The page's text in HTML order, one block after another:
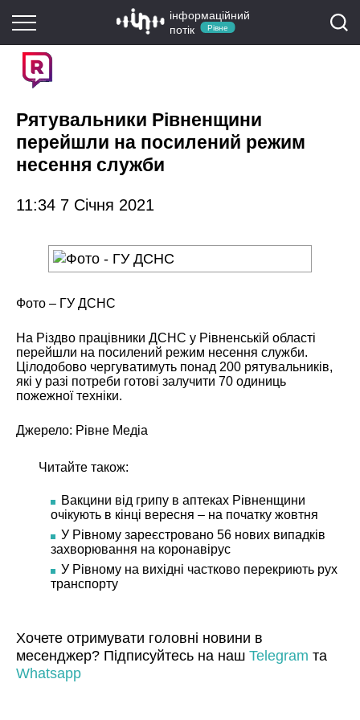
інформаційний
потік
Рівне
Рятувальники Рівненщини
перейшли на посилений режим
несення служби
11:34 7 Січня 2021
Фото – ГУ ДСНС
На Різдво працівники ДСНС у Рівненській області
перейшли на посилений режим несення служби.
Цілодобово чергуватимуть понад 200 рятувальників,
які у разі потреби готові залучити 70 одиниць
пожежної техніки.
Джерело: Рівне Медіа
Читайте також:
Вакцини від грипу в аптеках Рівненщини
очікують в кінці вересня – на початку жовтня
У Рівному зареєстровано 56 нових випадків
захворювання на коронавірус
У Рівному на вихідні частково перекриють рух
транспорту
Хочете отримувати головні новини в
месенджер? Підписуйтесь на наш Telegram та
Whatsapp